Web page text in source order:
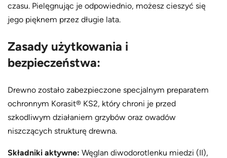
czasu. Pielęgnując je odpowiednio, możesz cieszyć się
jego pięknem przez długie lata.
Zasady użytkowania i
bezpieczeństwa:
Drewno zostało zabezpieczone specjalnym preparatem
ochronnym Korasit® KS2, który chroni je przed
szkodliwym działaniem grzybów oraz owadów
niszczących strukturę drewna.
Składniki aktywne: Węglan diwodorotlenku miedzi (II),